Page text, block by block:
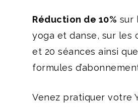
Réduction de 10% sur
yoga et danse, sur les
et 20 séances ainsi
formules
Venez pratiquer votre